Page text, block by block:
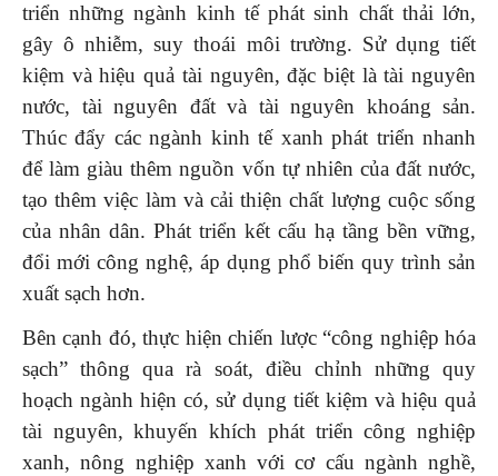
triển những ngành kinh tế phát sinh chất thải lớn,
gây ô nhiễm, suy thoái môi trường. Sử dụng tiết
kiệm và hiệu quả tài nguyên, đặc biệt là tài nguyên
nước, tài nguyên đất và tài nguyên khoáng sản.
Thúc đẩy các ngành kinh tế xanh phát triển nhanh
để làm giàu thêm nguồn vốn tự nhiên của đất nước,
tạo thêm việc làm và cải thiện chất lượng cuộc sống
của nhân dân. Phát triển kết cấu hạ tầng bền vững,
đổi mới công nghệ, áp dụng phổ biến quy trình sản
xuất sạch hơn.
Bên cạnh đó, thực hiện chiến lược “công nghiệp hóa
sạch” thông qua rà soát, điều chỉnh những quy
hoạch ngành hiện có, sử dụng tiết kiệm và hiệu quả
tài nguyên, khuyến khích phát triển công nghiệp
xanh, nông nghiệp xanh với cơ cấu ngành nghề,